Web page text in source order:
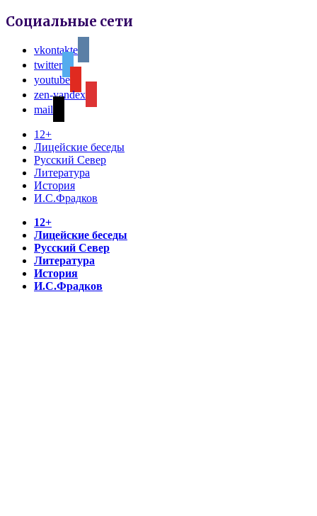
Социальные сети
vkontakte
twitter
youtube
zen-yandex
mail
12+
Лицейские беседы
Русский Север
Литература
История
И.С.Фрадков
12+
Лицейские беседы
Русский Север
Литература
История
И.С.Фрадков